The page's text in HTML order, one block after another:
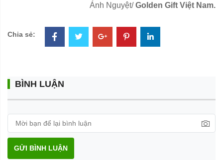
Ánh Nguyệt/Golden Gift Việt Nam.
Chia sẻ:
BÌNH LUẬN
GỬI BÌNH LUẬN